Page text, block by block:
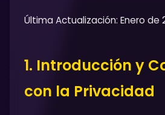
Última Actualización: Enero de
1. Introducción y
con la Privacidad